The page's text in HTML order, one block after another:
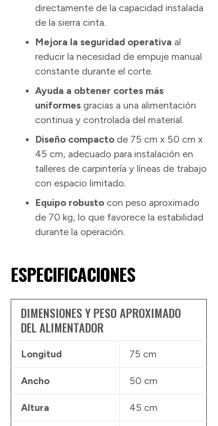
directamente de la capacidad instalada
de la sierra cinta.
Mejora la seguridad operativa al
reducir la necesidad de empuje manual
constante durante el corte.
Ayuda a obtener cortes más
uniformes gracias a una alimentación
continua y controlada del material.
Diseño compacto de 75 cm x 50 cm x
45 cm, adecuado para instalación en
talleres de carpintería y líneas de trabajo
con espacio limitado.
Equipo robusto con peso aproximado
de 70 kg, lo que favorece la estabilidad
durante la operación.
ESPECIFICACIONES
DIMENSIONES Y PESO APROXIMADO
DEL ALIMENTADOR
Longitud 75 cm
Ancho 50 cm
Altura 45 cm